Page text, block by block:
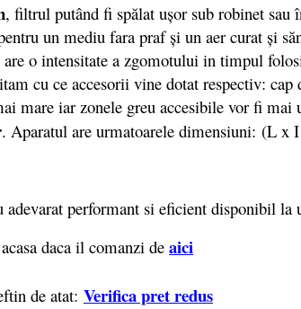
, filtrul putând fi spălat uşor sub robinet
un mediu fara praf şi un aer curat şi
o intensitate a zgomotului in timpul
cu ce accesorii vine dotat respectiv:
mare iar zonele greu accesibile vor fi mai
. Aparatul are urmatoarele dimensiuni: (L x
performant si eficient disponibil la
daca il comanzi deaici
de atat: Verifica pret redus